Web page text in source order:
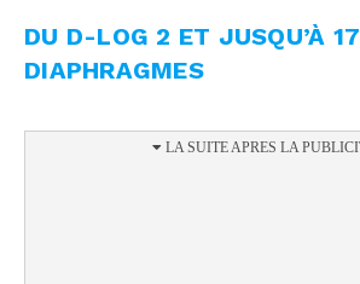
DU D-LOG 2 ET JUSQU’À 17
DIAPHRAGMES